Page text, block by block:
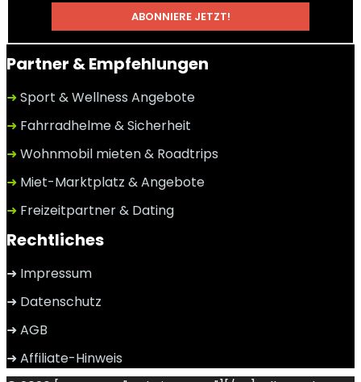
Partner & Empfehlungen
➜ Sport & Wellness Angebote
➜ Fahrradhelme & Sicherheit
➜ Wohnmobil mieten & Roadtrips
➜ Miet-Marktplatz & Angebote
➜ Freizeitpartner & Dating
Rechtliches
➜ Impressum
➜ Datenschutz
➜ AGB
➜ Affiliate-Hinweis